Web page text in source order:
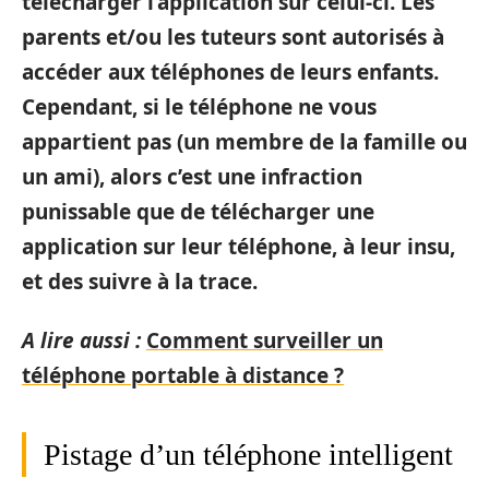
parents et/ou les tuteurs sont autorisés à
accéder aux téléphones de leurs enfants.
Cependant, si le téléphone ne vous
appartient pas (un membre de la famille ou
un ami), alors c’est une infraction
punissable que de télécharger une
application sur leur téléphone, à leur insu,
et des suivre à la trace.
A lire aussi : Comment surveiller un
téléphone portable à distance ?
Pistage d’un téléphone intelligent